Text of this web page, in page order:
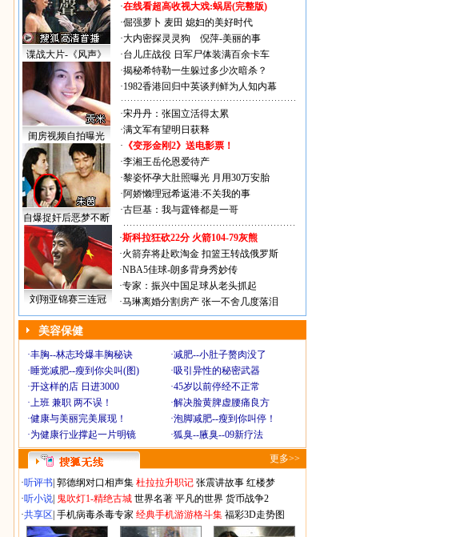
谍战大片-《风声》
闺房视频自拍曝光
自爆捉奸后恶梦不断
·在线看超高收视大戏:蜗居(完整版)
·倔强萝卜 麦田 媳妇的美好时代
·大内密探灵灵狗
倪萍-美丽的事
·台儿庄战役 日军尸体装满百余卡车
·揭秘希特勒一生躲过多少次暗杀？
·1982香港回归中英谈判鲜为人知内幕
·宋丹丹：张国立活得太累
·满文军有望明日获释
· 《变形金刚2》送电影票！
·李湘王岳伦恩爱待产
·黎姿怀孕大肚照曝光 月用30万安胎
·阿娇懒理冠希返港:不关我的事
·古巨基：我与霆锋都是一哥
刘翔亚锦赛三连冠
·斯科拉狂砍22分 火箭104-79灰熊
·火箭弃将赴欧淘金 扣篮王转战俄罗斯
·NBA5佳球-朗多背身秀妙传
·专家：振兴中国足球从老头抓起
·马琳离婚分割房产 张一不舍几度落泪
美容保健
·丰胸--林志玲爆丰胸秘诀 ·减肥--小肚子赘肉没了
·睡觉减肥--瘦到你尖叫(图) ·吸引异性的秘密武器
·开这样的店 日进3000 ·45岁以前停经不正常
·上班 兼职 两不误！ ·解决脸黄脾虚腰痛良方
·健康与美丽完美展现！ ·泡脚减肥--瘦到你叫停！
·为健康行业撑起一片明镜 ·狐臭--腋臭--09新疗法
更多>>
·听评书 郭德纲对口相声集 杜拉拉升职记 张震讲故事 红楼梦
·听小说 鬼吹灯1-精绝古城 世界名著 平凡的世界 货币战争2
·共享区 手机病毒杀毒专家 经典手机游游格斗集 福彩3D走势图